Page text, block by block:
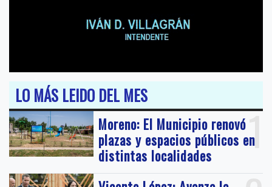
LO MÁS LEIDO DEL MES
1
Moreno: El Municipio renovó
plazas y espacios públicos en
distintas localidades